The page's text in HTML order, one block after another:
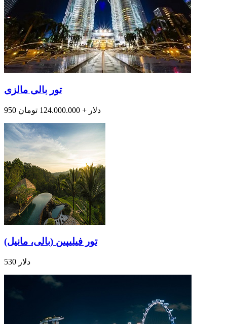
تور بالی مالزی
950 دلار + 124.000.000 تومان
تور فیلیپین (بالی، مانیل)
530 دلار